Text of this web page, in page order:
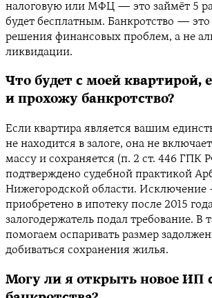
налоговую или МФЦ — это займёт 5
будет бесплатным. Банкротство —
решения финансовых проблем, а не
ликвидации.
Что будет с моей
и прохожу банкротство?
Если квартира является вашим
не находится в залоге, она не
массу и сохраняется (п. 2 ст. 446 ГПК
подтверждено судебной практикой
Нижегородской области.
приобретено в ипотеку после 2015
залогодержатель подал требование. В
помогаем оспаривать размер
добиваться сохранения жилья.
Могу ли я открыть новое ИП